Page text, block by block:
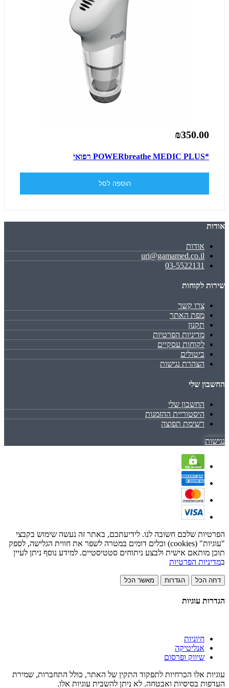
₪350.00
*POWERbreathe MEDIC PLUS רפואי
הוספה לסל
אודות
אודות
uri@gamamed.co.il
03-5522131
שירות לקוחות
צרו קשר
מפת האתר
תקנון
מדיניות הפרטיות
לקוחות עסקיים
ביטולים
הצהרת נגישות
החשבון שלי
החשבון שלי
היסטוריית ההזמנות
רשימת תפוצה
נגישות
הפרטיות שלכם חשובה לנו. לידיעתכם, באתר זה נעשה שימוש בקבצי
"עוגיות" (cookies) וכלים דומים במטרה לשפר את חווית הגלישה, לספק
תוכן מותאם אישית ולבצע ניתוחים סטטיסטיים. למידע נוסף ניתן לעיין
במדיניות הפרטיות
דחה הכל הגדרות מאשר הכל
הגדרות עוגיות
חיוניות
אנליטיקה
שיווק ופרסום
עוגיות אלו הכרחיות לתפקוד התקין של האתר, כולל התחברות, שמירת
העדפות בסיסיות ואבטחה. לא ניתן להשבית עוגיות אלו.